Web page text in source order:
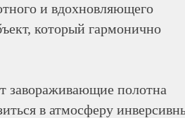
и вдохновляющего
который гармонично
завораживающие полотна
в атмосферу